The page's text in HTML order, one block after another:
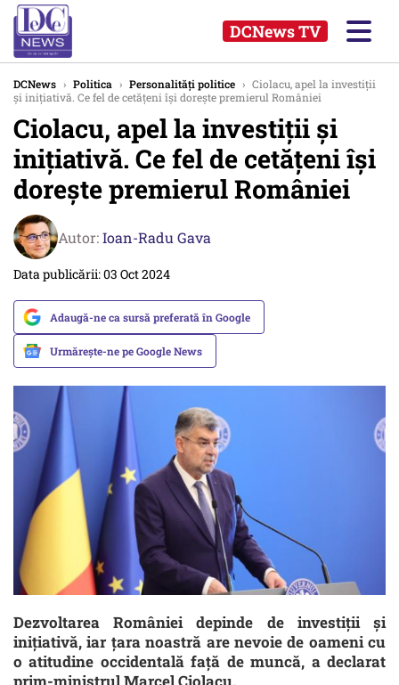
DCNews TV
DCNews › Politica › Personalități politice › Ciolacu, apel la investiții
și inițiativă. Ce fel de cetățeni își dorește premierul României
Ciolacu, apel la investiții și
inițiativă. Ce fel de cetățeni își
dorește premierul României
Autor:Ioan-Radu Gava
Data publicării: 03 Oct 2024
Adaugă-ne ca sursă preferată în Google
Urmărește-ne pe Google News
Dezvoltarea României depinde de investiţii şi
iniţiativă, iar ţara noastră are nevoie de oameni cu
o atitudine occidentală faţă de muncă, a declarat